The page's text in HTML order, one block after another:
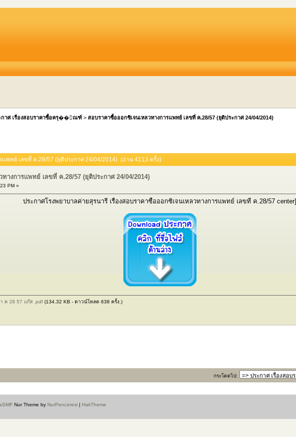
กาศ เรื่องสอบราคาซื้อครุ��ัณฑ์ > สอบราคาซื้อออกซิเจนเหลวทางการแพทย์ เลขที่ ค.28/57 (ยุติประกาศ 24/04/2014)
พทย์ เลขที่ ค.28/57 (ยุติประกาศ 24/04/2014) (อ่าน 4113 ครั้ง)
างการแพทย์ เลขที่ ค.28/57 (ยุติประกาศ 24/04/2014)
PM »
ประกาศโรงพยาบาลค่ายสุรนารี เรื่องสอบราคาซื้อออกซิเจนเหลวทางการแพทย์ เลขที่ ค.28/57 center]
ค 28 57 แก๊ส .pdf (134.32 KB - ดาวน์โหลด 638 ครั้ง.)
กระโดดไป:
Nur Theme by NurPenceresi | HakTheme